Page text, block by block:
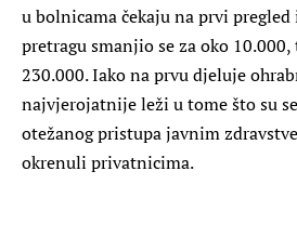
u bolnicama čekaju na prvi
pretragu smanjio se za oko
230.000. Iako na prvu djeluje
najvjerojatnije leži u tome što su
otežanog pristupa javnim
okrenuli privatnicima.